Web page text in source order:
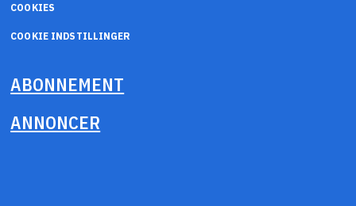
COOKIES
COOKIE INDSTILLINGER
ABONNEMENT
ANNONCER